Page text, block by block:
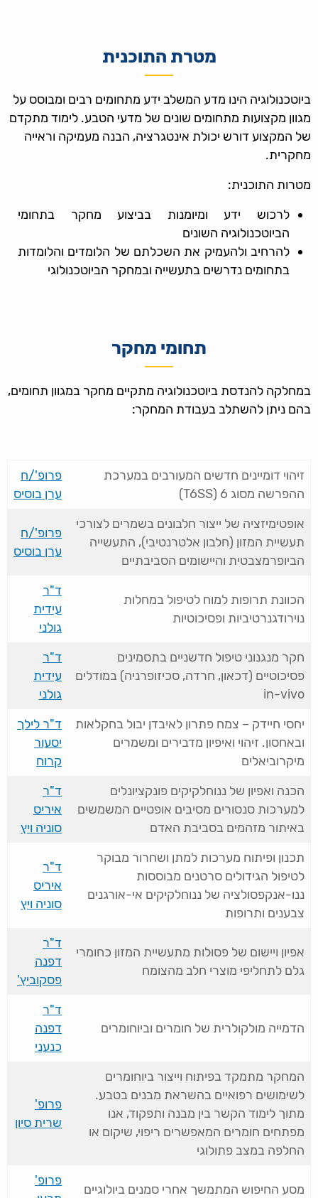
מטרת התוכנית
ביוטכנולוגיה הינו מדע המשלב ידע מתחומים רבים ומבוסס על
מגוון מקצועות מתחומים שונים של מדעי הטבע. לימוד מתקדם
של המקצוע דורש יכולת אינטגרציה, הבנה מעמיקה וראייה
מחקרית.
מטרות התוכנית:
לרכוש ידע ומיומנות בביצוע מחקר בתחומי
הביוטכנולוגיה השונים
להרחיב ולהעמיק את השכלתם של הלומדים והלומדות
בתחומים נדרשים בתעשייה ובמחקר הביוטכנולוגי
תחומי מחקר
במחלקה להנדסת ביוטכנולוגיה מתקיים מחקר במגוון תחומים,
בהם ניתן להשתלב בעבודת המחקר:
זיהוי דומיינים חדשים המעורבים במערכת
ההפרשה מסוג 6 (T6SS)
פרופ'/ח
ערן בוסיס
אופטימיזציה של ייצור חלבונים בשמרים לצורכי
תעשיית המזון (חלבון אלטרנטיבי), התעשייה
הביופרמצבטית והיישומים הסביבתיים
פרופ'/ח
ערן בוסיס
הכוונת תרופות למוח לטיפול במחלות
נוירודגנרטיביות ופסיכוטיות
ד"ר
עידית
גולני
חקר מנגנוני טיפול חדשניים בתסמינים
פסיכוטיים (דכאון, חרדה, סכיזופרניה) במודלים
in-vivo
ד"ר
עידית
גולני
יחסי חיידק – צמח פתרון לאיבדן יבול בחקלאות
ובאחסון. זיהוי ואיפיון מדבירים ומשמרים
מיקרוביאלים
ד"ר לילך
יסעור
קרוח
הכנה ואפיון של ננוחלקיקים פונקציונלים
למערכות סנסורים מסיבים אופטיים המשמשים
באיתור מזהמים בסביבת האדם
ד"ר
איריס
סוניה ויץ
תכנון ופיתוח מערכות למתן ושחרור מבוקר
לטיפול הגידולים סרטנים מבוססות
ננו-אנקפסולציה של ננוחלקיקים אי-אורגנים
צבענים ותרופות
ד"ר
איריס
סוניה ויץ
אפיון ויישום של פסולות מתעשיית המזון כחומרי
גלם לתחליפי מוצרי חלב מהצומח
ד"ר
דפנה
פסקוביץ'
הדמייה מולקולרית של חומרים וביוחומרים
ד"ר
דפנה
כנעני
המחקר מתמקד בפיתוח וייצור ביוחומרים
לשימושים רפואיים בהשראת מבנים בטבע.
מתוך לימוד הקשר בין מבנה ותפקוד, אנו
מפתחים חומרים המאפשרים ריפוי, שיקום או
החלפה במצב פתולוגי
פרופ'
שרית סיון
מסע החיפוש המתמשך אחרי סמנים ביולוגיים
פרופ'